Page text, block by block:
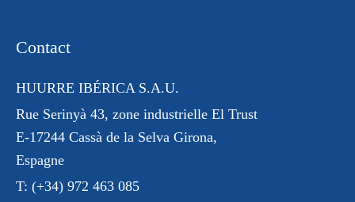
Contact
HUURRE IBÉRICA S.A.U.
Rue Serinyà 43, zone industrielle El Trust
E-17244 Cassà de la Selva Girona,
Espagne
T: (+34) 972 463 085